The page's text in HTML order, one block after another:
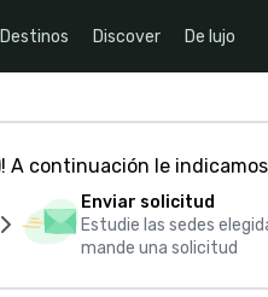
Destinos Discover De lujo
A continuación le
Enviar solicitud
Estudie las sedes
mande una solicitud